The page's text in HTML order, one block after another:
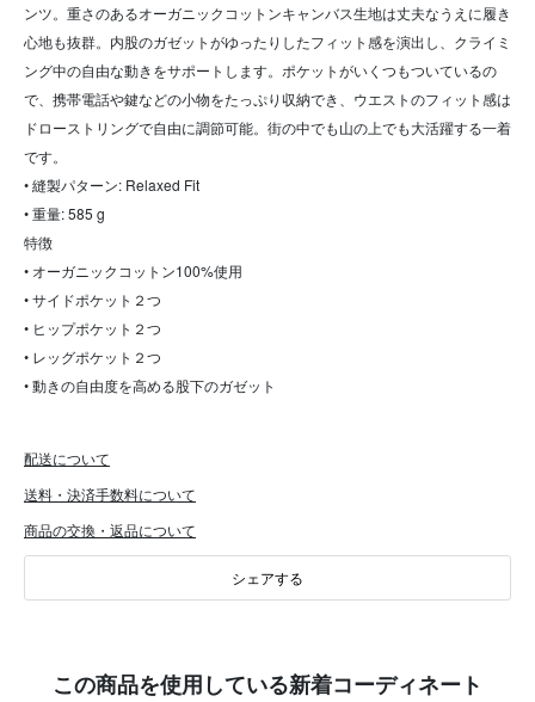
ンツ。重さのあるオーガニックコットンキャンバス生地は丈夫なうえに履き
心地も抜群。内股のガゼットがゆったりしたフィット感を演出し、クライミ
ング中の自由な動きをサポートします。ポケットがいくつもついているの
で、携帯電話や鍵などの小物をたっぷり収納でき、ウエストのフィット感は
ドローストリングで自由に調節可能。街の中でも山の上でも大活躍する一着
です。
• 縫製パターン: Relaxed Fit
• 重量: 585 g
特徴
• オーガニックコットン100%使用
• サイドポケット２つ
• ヒップポケット２つ
• レッグポケット２つ
• 動きの自由度を高める股下のガゼット
配送について
送料・決済手数料について
商品の交換・返品について
シェアする
この商品を使用している新着コーディネート